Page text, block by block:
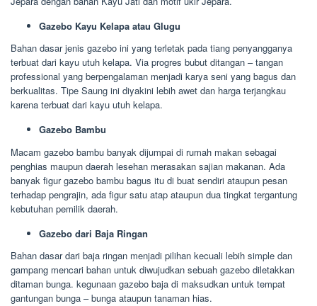
Gazebo Kayu Kelapa atau Glugu
Bahan dasar jenis gazebo ini yang terletak pada tiang penyangganya
terbuat dari kayu utuh kelapa. Via progres bubut ditangan – tangan
professional yang berpengalaman menjadi karya seni yang bagus dan
berkualitas. Tipe Saung ini diyakini lebih awet dan harga terjangkau
karena terbuat dari kayu utuh kelapa.
Gazebo Bambu
Macam gazebo bambu banyak dijumpai di rumah makan sebagai
penghias maupun daerah lesehan merasakan sajian makanan. Ada
banyak figur gazebo bambu bagus itu di buat sendiri ataupun pesan
terhadap pengrajin, ada figur satu atap ataupun dua tingkat tergantung
kebutuhan pemilik daerah.
Gazebo dari Baja Ringan
Bahan dasar dari baja ringan menjadi pilihan kecuali lebih simple dan
gampang mencari bahan untuk diwujudkan sebuah gazebo diletakkan
ditaman bunga. kegunaan gazebo baja di maksudkan untuk tempat
gantungan bunga – bunga ataupun tanaman hias.